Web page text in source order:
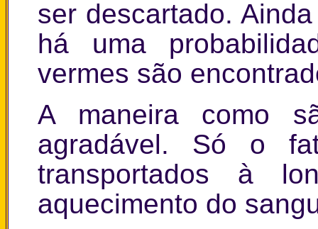
ser descartado.
há uma
vermes são
A maneira como
agradável. Só o
transportados à
aquecimento do